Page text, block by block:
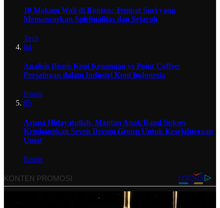
10 Makam Wali di Banten: Tempat Suci yang
Memancarkan Spiritualitas dan Sejarah
Tech
04
Analisis Bisnis Kopi Kenangan vs Point Coffee:
Persaingan dalam Industri Kopi Indonesia
Bisnis
05
Aruna Hidayatullah, Mantan Anak Band Sukses
Kembangkan Seven Dream Group Untuk Kesejahteraan
Umat
Bisnis